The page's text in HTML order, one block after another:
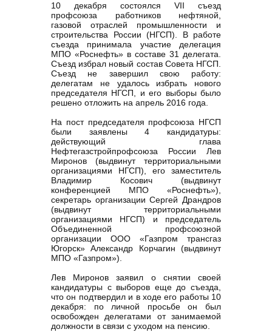
10 декабря состоялся VII съезд
профсоюза работников нефтяной,
газовой отраслей промышленности и
строительства России (НГСП). В работе
съезда принимала участие делегация
МПО «Роснефть» в составе 31 делегата.
Съезд избрал новый состав Совета НГСП.
Съезд не завершил свою работу:
делегатам не удалось избрать нового
председателя НГСП, и его выборы было
решено отложить на апрель 2016 года.
На пост председателя профсоюза НГСП
были заявлены 4 кандидатуры:
действующий глава
Нефтегазстройпрофсоюза России Лев
Миронов (выдвинут территориальными
организациями НГСП), его заместитель
Владимир Косович (выдвинут
конференцией МПО «Роснефть»),
секретарь организации Сергей Драндров
(выдвинут территориальными
организациями НГСП) и председатель
Объединенной профсоюзной
организации ООО «Газпром трансгаз
Югорск» Александр Корчагин (выдвинут
МПО «Газпром»).
Лев Миронов заявил о снятии своей
кандидатуры с выборов еще до съезда,
что он подтвердил и в ходе его работы 10
декабря: по личной просьбе он был
освобожден делегатами от занимаемой
должности в связи с уходом на пенсию.